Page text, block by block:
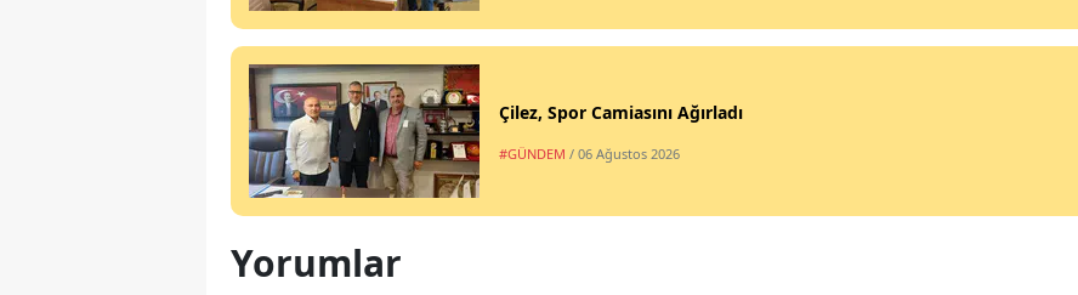
Çilez, Spor Camiasını Ağırladı
#GÜNDEM / 06 Ağustos 2026
Yorumlar